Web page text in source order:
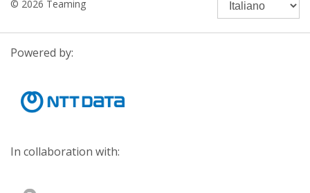
© 2026 Teaming
Powered by:
In collaboration with: